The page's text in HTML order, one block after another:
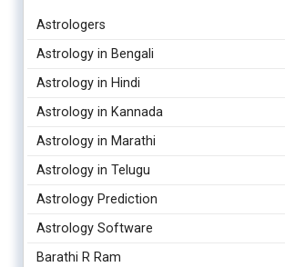
Astrologers
Astrology in Bengali
Astrology in Hindi
Astrology in Kannada
Astrology in Marathi
Astrology in Telugu
Astrology Prediction
Astrology Software
Barathi R Ram